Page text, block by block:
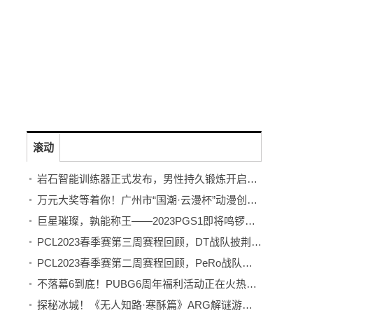
滚动
岩石智能训练器正式发布，男性持久锻炼开启智能浪潮
万元大奖等着你！广州市“国潮·云漫杯”动漫创作大赛开赛！
巨星璀璨，孰能称王——2023PGS1即将鸣锣开赛！
PCL2023春季赛第三周赛程回顾，DT战队披荆斩棘登顶周冠
PCL2023春季赛第二周赛程回顾，PeRo战队绝地反击夺桂冠
不落幕6到底！PUBG6周年福利活动正在火热开启！
探秘冰城！《无人知路·寒酥篇》ARG解谜游戏！打破次元的更多可能！